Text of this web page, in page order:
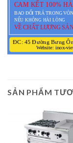
SẢN PHẨM